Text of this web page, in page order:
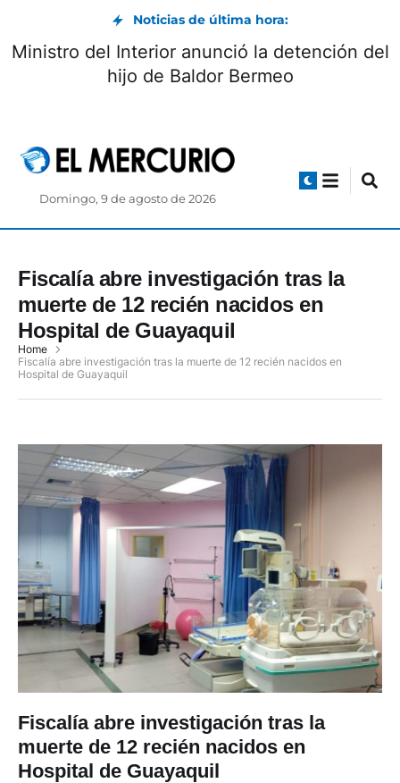
Noticias de última hora:
Ministro del Interior anunció la detención del
hijo de Baldor Bermeo
Domingo, 9 de agosto de 2026
Fiscalía abre investigación tras la
muerte de 12 recién nacidos en
Hospital de Guayaquil
Home
Fiscalía abre investigación tras la muerte de 12 recién nacidos en
Hospital de Guayaquil
Fiscalía abre investigación tras la
muerte de 12 recién nacidos en
Hospital de Guayaquil